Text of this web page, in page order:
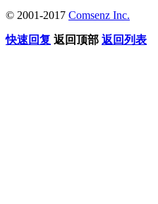
© 2001-2017 Comsenz Inc.
快速回复 返回顶部 返回列表